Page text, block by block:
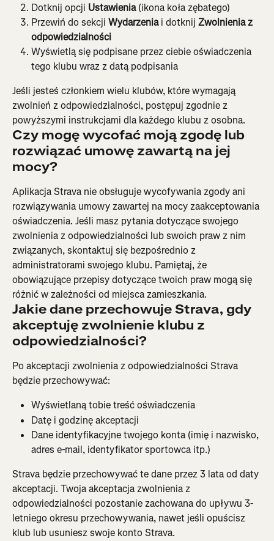
Dotknij opcji Ustawienia (ikona koła zębatego)
Przewiń do sekcji Wydarzenia i dotknij Zwolnienia z
odpowiedzialności
Wyświetlą się podpisane przez ciebie oświadczenia
tego klubu wraz z datą podpisania
Jeśli jesteś członkiem wielu klubów, które wymagają
zwolnień z odpowiedzialności, postępuj zgodnie z
powyższymi instrukcjami dla każdego klubu z osobna.
Czy mogę wycofać moją zgodę lub
rozwiązać umowę zawartą na jej
mocy?
Aplikacja Strava nie obsługuje wycofywania zgody ani
rozwiązywania umowy zawartej na mocy zaakceptowania
oświadczenia. Jeśli masz pytania dotyczące swojego
zwolnienia z odpowiedzialności lub swoich praw z nim
związanych, skontaktuj się bezpośrednio z
administratorami swojego klubu. Pamiętaj, że
obowiązujące przepisy dotyczące twoich praw mogą się
różnić w zależności od miejsca zamieszkania.
Jakie dane przechowuje Strava, gdy
akceptuję zwolnienie klubu z
odpowiedzialności?
Po akceptacji zwolnienia z odpowiedzialności Strava
będzie przechowywać:
Wyświetlaną tobie treść oświadczenia
Datę i godzinę akceptacji
Dane identyfikacyjne twojego konta (imię i nazwisko,
adres e-mail, identyfikator sportowca itp.)
Strava będzie przechowywać te dane przez 3 lata od daty
akceptacji. Twoja akceptacja zwolnienia z
odpowiedzialności pozostanie zachowana do upływu 3-
letniego okresu przechowywania, nawet jeśli opuścisz
klub lub usuniesz swoje konto Strava.